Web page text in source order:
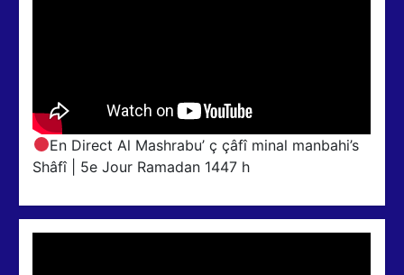
En Direct Al Mashrabu’ ç çâfî minal manbahi’s
Shâfî | 5e Jour Ramadan 1447 h